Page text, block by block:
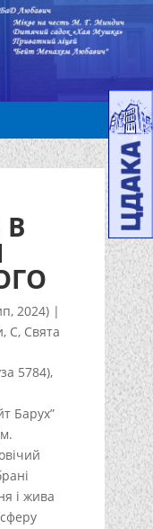
В
2024) |
, С, Свята
5784),
Барух”
і жива